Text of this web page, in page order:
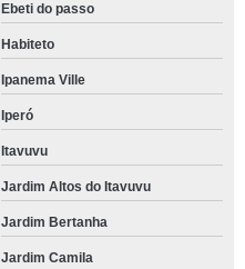
Ebeti do passo
Habiteto
Ipanema Ville
Iperó
Itavuvu
Jardim Altos do Itavuvu
Jardim Bertanha
Jardim Camila